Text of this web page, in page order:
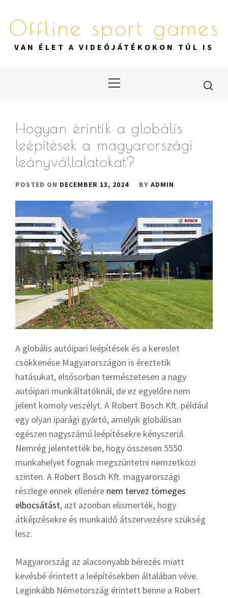
content
Offline sport games
VAN ÉLET A VIDEÓJÁTÉKOKON TÚL IS
Menu
Hogyan érintik a globális
leépítések a magyarországi
leányvállalatokat?
POSTED ON DECEMBER 13, 2024 BY ADMIN
A globális autóipari leépítések és a kereslet
csökkenése Magyarországon is éreztetik
hatásukat, elsősorban természetesen a nagy
autóipari munkáltatóknál, de ez egyelőre nem
jelent komoly veszélyt. A Robert Bosch Kft. például
egy olyan iparági gyártó, amelyik globálisan
egészen nagyszámú leépítésekre kényszerül.
Nemrég jelentették be, hogy összesen 5550
munkahelyet fognak megszüntetni nemzetközi
szinten. A Robert Bosch Kft. magyarországi
részlege ennek ellenére nem tervez tömeges
elbocsátást, azt azonban elismerték, hogy
átképzésekre és munkaidő átszervezésre szükség
lesz.
Magyarország az alacsonyabb bérezés miatt
kevésbé érintett a leépítésekben általában véve.
Leginkább Németország érintett benne a Robert